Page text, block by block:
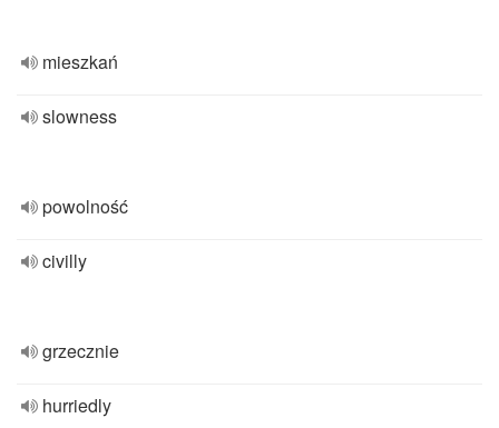
mieszkań
slowness
powolność
civilly
grzecznie
hurriedly